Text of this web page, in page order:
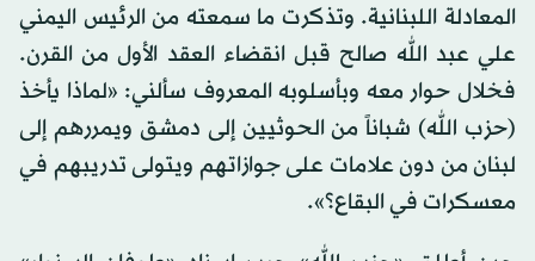
المعادلة اللبنانية. وتذكرت ما سمعته من الرئيس اليمني
علي عبد الله صالح قبل انقضاء العقد الأول من القرن.
فخلال حوار معه وبأسلوبه المعروف سألني: «لماذا يأخذ
(حزب الله) شباناً من الحوثيين إلى دمشق ويمررهم إلى
لبنان من دون علامات على جوازاتهم ويتولى تدريبهم في
معسكرات في البقاع؟».